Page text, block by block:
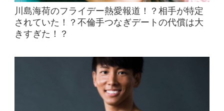
川島海荷のフライデー熱愛報道！？相手が特定
されていた！？不倫手つなぎデートの代償は大
きすぎた！？